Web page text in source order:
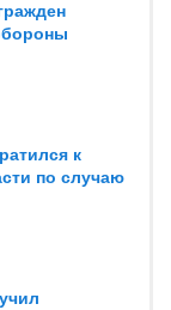
к
по случаю